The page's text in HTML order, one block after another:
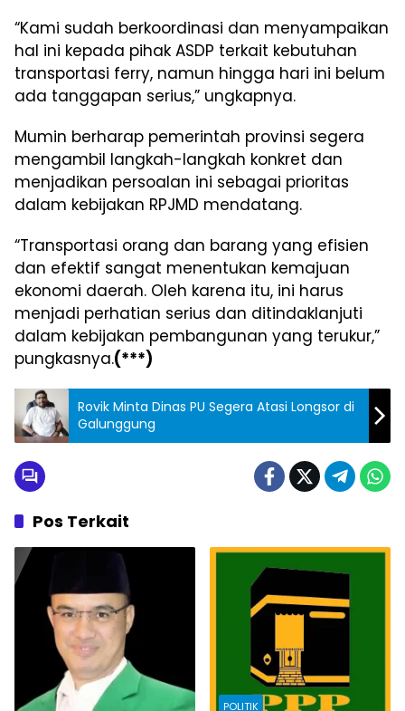
“Kami sudah berkoordinasi dan menyampaikan
hal ini kepada pihak ASDP terkait kebutuhan
transportasi ferry, namun hingga hari ini belum
ada tanggapan serius,” ungkapnya.
Mumin berharap pemerintah provinsi segera
mengambil langkah-langkah konkret dan
menjadikan persoalan ini sebagai prioritas
dalam kebijakan RPJMD mendatang.
“Transportasi orang dan barang yang efisien
dan efektif sangat menentukan kemajuan
ekonomi daerah. Oleh karena itu, ini harus
menjadi perhatian serius dan ditindaklanjuti
dalam kebijakan pembangunan yang terukur,”
pungkasnya.(***)
Rovik Minta Dinas PU Segera Atasi Longsor di
Galunggung
Pos Terkait
POLITIK